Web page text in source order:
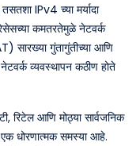
IPv4 च्या मर्यादा
कमतरतेमुळे नेटवर्क
सारख्या गुंतागुंतीच्या आणि
नेटवर्क व्यवस्थापन कठीण होते
रिटेल आणि मोठ्या सार्वजनिक
धोरणात्मक समस्या आहे.